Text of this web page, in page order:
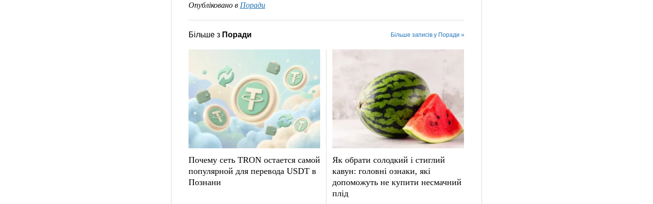
Опубліковано в Поради
Більше з Поради Більше записів у Поради »
Почему сеть TRON остается самой
популярной для перевода USDT в
Познани
Як обрати солодкий і стиглий
кавун: головні ознаки, які
допоможуть не купити несмачний
плід